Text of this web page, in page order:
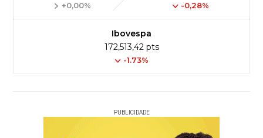
+0,00% -0,28%
Ibovespa
172,513,42 pts
-1.73%
PUBLICIDADE